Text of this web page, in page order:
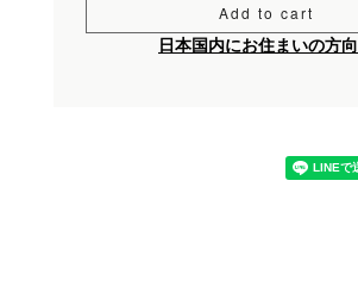
Add to cart
日本国内にお住まいの方